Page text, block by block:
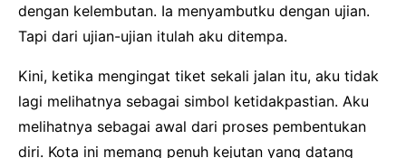
dengan kelembutan. Ia menyambutku dengan ujian.
Tapi dari ujian-ujian itulah aku ditempa.
Kini, ketika mengingat tiket sekali jalan itu, aku tidak
lagi melihatnya sebagai simbol ketidakpastian. Aku
melihatnya sebagai awal dari proses pembentukan
diri. Kota ini memang penuh kejutan yang datang